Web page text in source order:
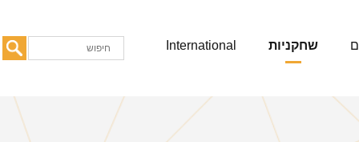
שחקניות International